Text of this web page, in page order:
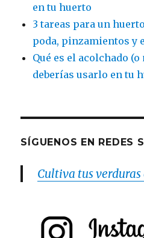
en tu huerto
3 tareas para un
poda, pinzamientos y
Qué es el acolchado
deberías usarlo en tu
SÍGUENOS EN REDES
Cultiva tus verduras